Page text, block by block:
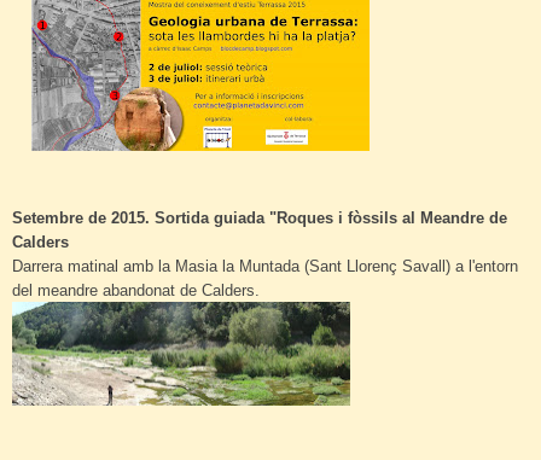
Setembre de 2015. Sortida guiada "Roques i fòssils al Meandre de
Calders
Darrera matinal amb la Masia la Muntada (Sant Llorenç Savall) a l'entorn
del meandre abandonat de Calders.